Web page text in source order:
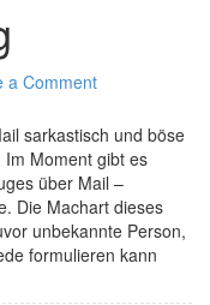
a Comment
sarkastisch und böse
Moment gibt es
über Mail –
Die Machart dieses
unbekannte Person,
formulieren kann